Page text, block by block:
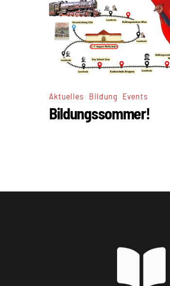
Aktuelles Bildung Events
Bildungssommer!